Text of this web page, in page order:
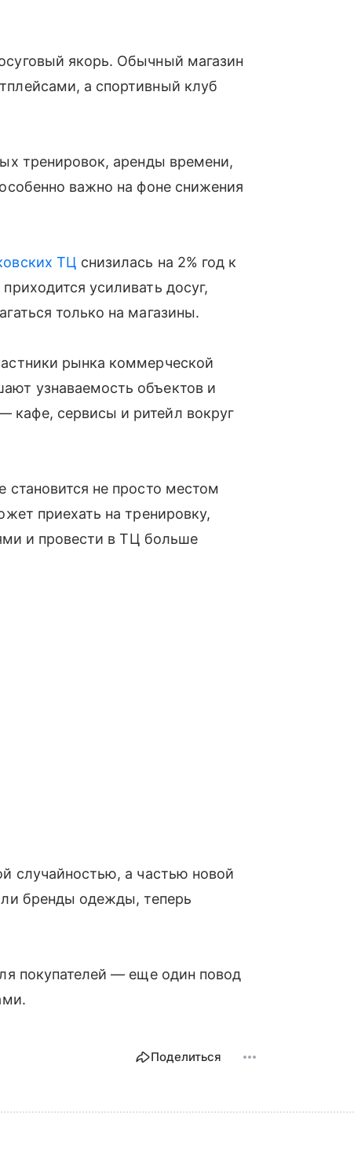
якорь. Обычный магазин
а спортивный клуб
тренировок, аренды времени,
важно на фоне снижения
ТЦ снизилась на 2% год к
усиливать досуг,
только на магазины.
рынка коммерческой
узнаваемость объектов и
кафе, сервисы и ритейл вокруг
не просто местом
приехать на тренировку,
и провести в ТЦ больше
случайностью, а частью новой
бренды одежды, теперь
покупателей — еще один повод
Поделиться